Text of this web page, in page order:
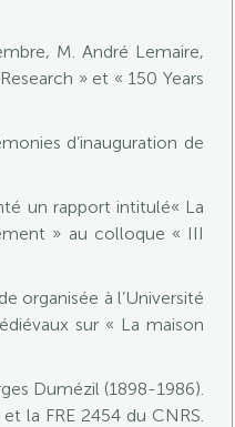
M. André Lemaire,
» et « 150 Years
d’inauguration de
un rapport intitulé« La
» au colloque « III
organisée à l’Université
sur « La maison
Dumézil (1898-1986).
la FRE 2454 du CNRS.